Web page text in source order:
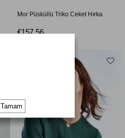
Tamam
Mor Püsküllü Triko Ceket Hırka
€157,56